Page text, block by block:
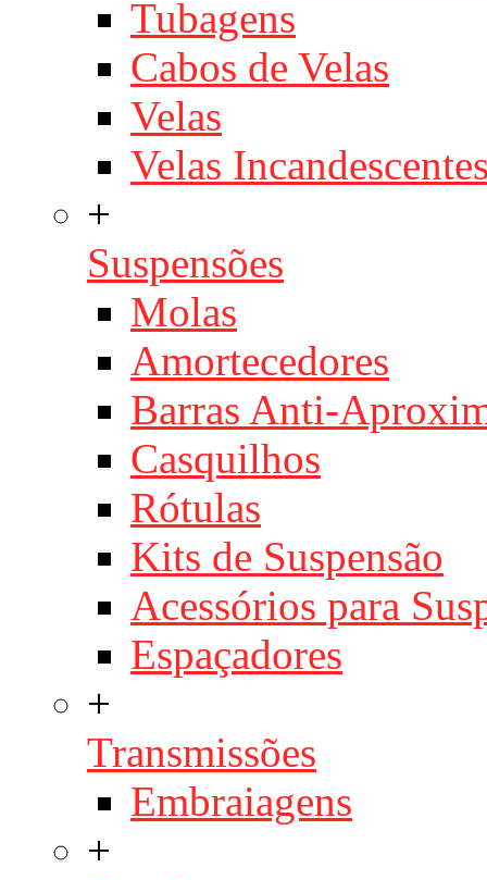
Tubagens
Cabos de Velas
Velas
Velas
+
Suspensões
Molas
Amortecedores
Barras Anti-
Casquilhos
Rótulas
Kits de Suspensão
Acessórios para
Espaçadores
+
Transmissões
Embraiagens
+